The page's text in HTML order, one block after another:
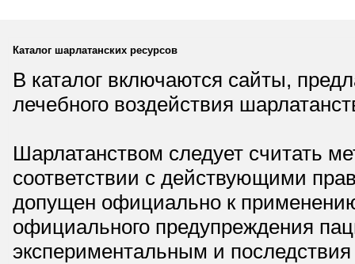
Каталог шарлатанских ресурсов
В каталог включаются сайты,
лечебного воздействия
Шарлатанством следует считать
соответствии с действующими
допущен официально к
официального предупреждения
экспериментальным и